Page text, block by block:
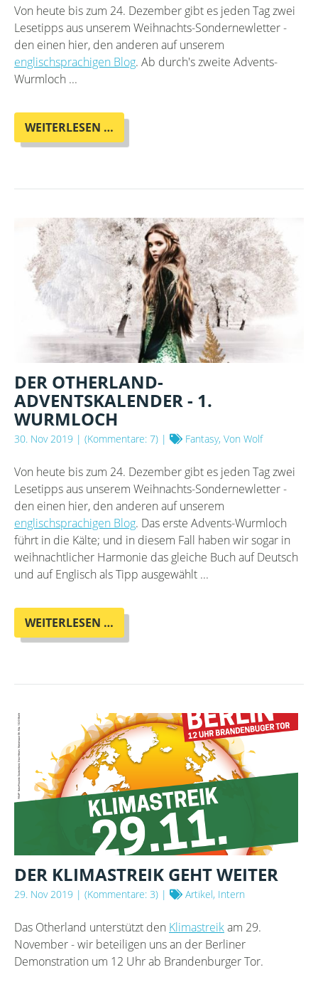
Von heute bis zum 24. Dezember gibt es jeden Tag zwei
Lesetipps aus unserem Weihnachts-Sondernewletter -
den einen hier, den anderen auf unserem
englischsprachigen Blog. Ab durch's zweite Advents-
Wurmloch ...
WEITERLESEN …
OTHERLAND-
2.
DER OTHERLAND-
ADVENTSKALENDER - 1.
WURMLOCH
30. Nov 2019 | (Kommentare: 7) | Fantasy, Von Wolf
Von heute bis zum 24. Dezember gibt es jeden Tag zwei
Lesetipps aus unserem Weihnachts-Sondernewletter -
den einen hier, den anderen auf unserem
englischsprachigen Blog. Das erste Advents-Wurmloch
führt in die Kälte; und in diesem Fall haben wir sogar in
weihnachtlicher Harmonie das gleiche Buch auf Deutsch
und auf Englisch als Tipp ausgewählt ...
WEITERLESEN …
OTHERLAND-
1.
DER KLIMASTREIK GEHT WEITER
29. Nov 2019 | (Kommentare: 3) | Artikel, Intern
Das Otherland unterstützt den Klimastreikam 29.
November - wir beteiligen uns an der Berliner
Demonstration um 12 Uhr ab Brandenburger Tor.